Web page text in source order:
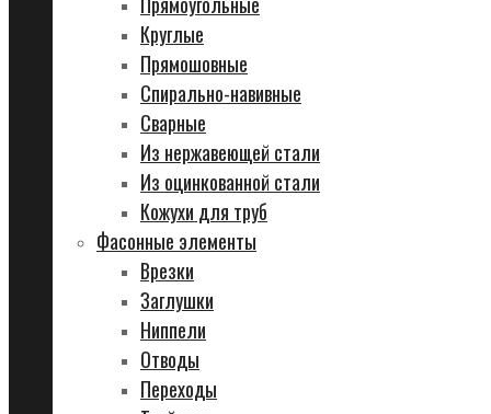
Круглые
Прямошовные
Спирально-навивные
Сварные
Из нержавеющей стали
Из оцинкованной стали
Кожухи для труб
Фасонные элементы
Врезки
Заглушки
Ниппели
Отводы
Переходы